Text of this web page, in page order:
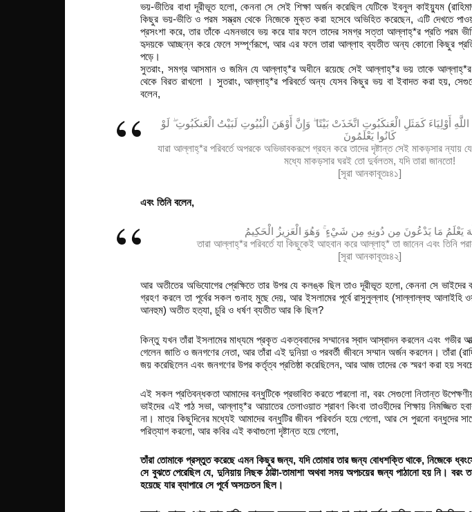
ভয়-ভীতির বাধা দূরীভূত হলো, কেননা সে সেই শিক্ষা অর্জন করেছিল যেটিকে ইবনুল কাইয়্যুম
কিছুর ভয়-ভীতি ও পরম সম্ভ্রম থেকে নিজেকে মুক্ত করা হসেবে অভিহিত করেছেন, এটি দেখতে
প্রসংশা করে, তার তাঁকে এমনভাবে ভয় করে যার ফলে তাদের সমগ্র সত্তা আল্লাহ্*র প্রতি পরম ভীতি
হৃদয়কে আচ্ছন্ন করে ফেলে সম্পূর্ণরূপে, আর এর ফলে তারা আল্লাহ ব্যতীত অন্য কোনো কিছুর
পড়ে।
সুতরাং, সমগ্র আসমান ও জমিন যে আল্লাহ্*র অধীনে রয়েছে সেই আল্লাহ্*র ভয় তাকে আল্লাহ্*র
থেকে বিরত রাখলো । সুতরাং, আল্লাহ্*র পরিবর্তে অন্য যেসব কিছুর ভয় বা ইবাদত করা হয়,
বলেন,
أَوْلِيَاءَ كَمَثَلِ الْعَنكَبُوتِ اتَّخَذَتْ بَيْتًا ۖ وَإِنَّ أَوْهَنَ الْبُيُوتِ لَبَيْتُ الْعَنكَبُوتِ ۖ لَوْ
كَانُوا يَعْلَمُونَ
যারা আল্লাহ্*র পরিবর্তে অপরকে অভিভাবকরূপে গ্রহন করে তাদের দৃষ্টান্ত সেই মাকড়সার ন্যায়
মধ্যে মাকড়সার ঘরই তো দুর্বলতম, যদি তারা জানতো!
[সূরা আনকাবূতঃ৪১]
এবং তিনি বলেন,
يَعْلَمُ مَا يَدْعُونَ مِن دُونِهِ مِن شَيْءٍ ۚ وَهُوَ الْعَزِيزُ الْحَكِيمُ
তারা আল্লাহ্*র পরিবর্তে যা কিছুকেই আহবান করে আল্লাহ্* তা জানেন এবং তিনি
[সূরা আনকাবূতঃ৪২]
আর অতীতের অভিযোগের প্রেক্ষিতে তার উপর যে কলঙ্ক ছিল তাও দূরীভূত হলো, কেননা সে ভাইদের
গ্রহণ করলে তা পূর্বের সকল গুনাহ মুছে দেয়, আর ইসলামের পূর্বে রাসুলুল্লাহ (সাল্লাল্লহু আলাইহি
আনহুম) অতীত হত্যা, চুরি ও ধর্ষণ ব্যতীত আর কি ছিল?
কিন্তু যখন তাঁরা ইসলামের মাধ্যমে প্রকৃত একত্ববাদের সম্মানের স্বাদ আস্বাদন করলেন এবং গভীর
গেলেন জাতি ও জনগণের নেতা, আর তাঁরা এই দুনিয়া ও পরবর্তী জীবনে সম্মান অর্জন করলেন। তাঁরা
জয় করেছিলেন এবং জনগণের উপর কর্তৃত্ব প্রতিষ্ঠা করেছিলেন, আর আজ তাদের কে স্মরণ করা হয়
এই সকল প্রতিবন্ধকতা আমাদের বন্ধুটিকে প্রভাবিত করতে পারলো না, বরং সেগুলো নিতান্ত
ভাইদের এই পাঠ সভা, আল্লাহ্*র আয়াতের তেলাওয়াত শ্রাবণ কিংবা তাওহীদের শিক্ষায় নিমজ্জিত
না। মাত্র কিছুদিনের মধ্যেই আমাদের বন্ধুটির জীবন পরিবর্তন হয়ে গেলো, আর সে পুরনো বন্ধুদের
পরিত্যাগ করলো, আর কবির এই কথাগুলো দৃষ্টান্ত হয়ে গেলো,
তাঁরা তোমাকে প্রস্তুত করেছে এমন কিছুর জন্য, যদি তোমার তার জন্য বোধশক্তি থাকে, নিজেকে
সে বুঝতে পেরেছিল যে, দুনিয়ায় নিছক ঠাট্টা-তামাশা অথবা সময় অপচয়ের জন্য পাঠানো হয় নি। বরং
হয়েছে যার ব্যাপারে সে পূর্বে অসচেতন ছিল।